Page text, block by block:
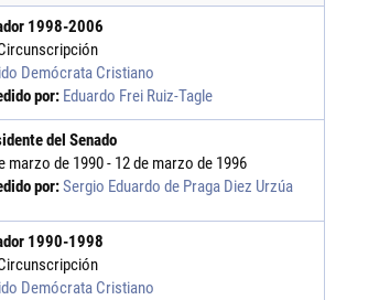
1998-2006
Demócrata Cristiano
por: Eduardo Frei Ruiz-Tagle
del Senado
marzo de 1990 - 12 de marzo de 1996
por:Sergio Eduardo de Praga Diez Urzúa
1990-1998
Demócrata Cristiano